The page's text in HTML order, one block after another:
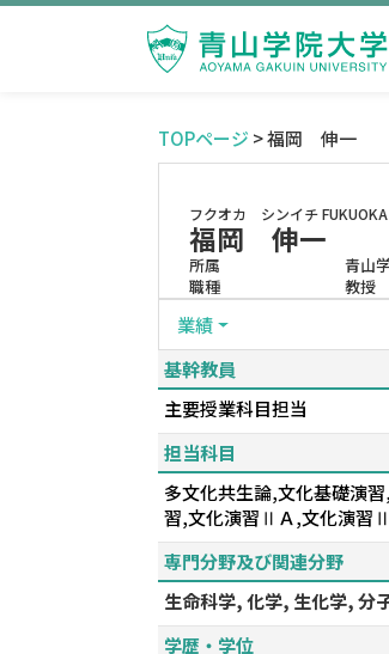
TOPページ > 福岡 伸一
フクオカ シンイチ
福岡 伸一
所属
青山
職種
教授
業績
基幹教員
主要授業科目担当
担当科目
多文化共生論,文化基礎演
習,文化演習ⅡＡ,文化演習
専門分野及び関連分野
生命科学, 化学, 生化学, 分
学歴・学位